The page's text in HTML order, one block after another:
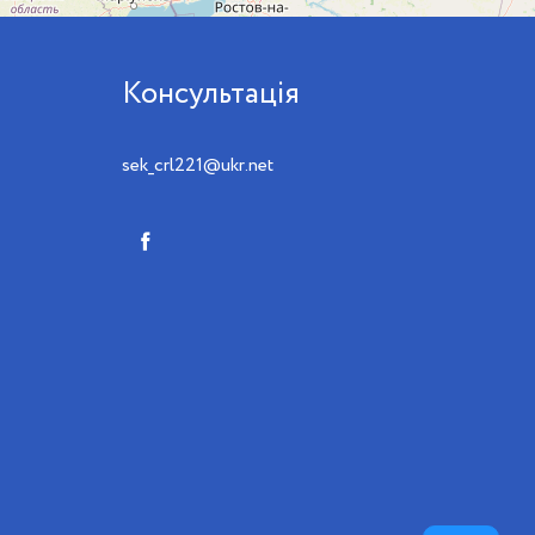
Консультація
sek_crl221@ukr.net